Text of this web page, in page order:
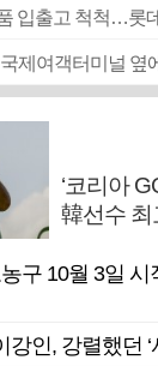
입출고 척척…롯
제여객터미널 옆
‘코리아
韓선수 최
구 10월 3일
인, 강렬했던 ‘